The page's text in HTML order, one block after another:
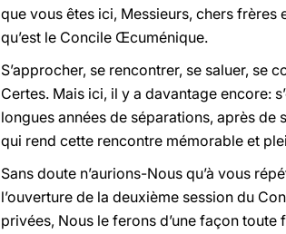
que vous êtes ici, Messieurs, chers
qu’est le Concile Œcuménique.
S’approcher, se rencontrer, se saluer, se
Certes. Mais ici, il y a davantage encore:
longues années de séparations, après de
qui rend cette rencontre mémorable et
Sans doute n’aurions-Nous qu’à vous
l’ouverture de la deuxième session du
privées, Nous le ferons d’une façon